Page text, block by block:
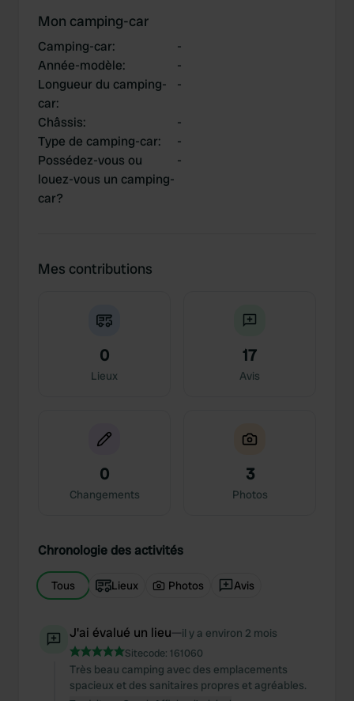
Mon camping-car
Camping-car:
-
Année-modèle:
-
Longueur du camping-
car:
-
Châssis:
-
Type de camping-car:
-
Possédez-vous ou
louez-vous un camping-
car?
-
Mes contributions
0
Lieux
17
Avis
0
Changements
3
Photos
Chronologie des activités
Tous Lieux Photos Avis
J'ai évalué un lieu—il y a environ 2 mois
Sitecode: 161060
Très beau camping avec des emplacements
spacieux et des sanitaires propres et agréables.